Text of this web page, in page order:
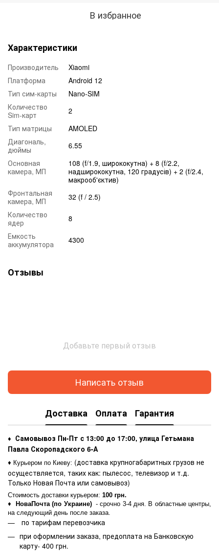
В избранное
Характеристики
Производитель
Xiaomi
Платформа
Android 12
Тип сим-карты
Nano-SIM
Количество
Sim-карт
2
Тип матрицы
AMOLED
Диагональ,
дюймы
6.55
Основная
камера, МП
108 (f/1.9, ширококутна) + 8 (f/2.2,
надширококутна, 120 градусів) + 2 (f/2.4,
макрооб'єктив)
Фронтальная
камера, МП
32 (f / 2.5)
Количество
ядер
8
Емкость
аккумулятора
4300
Отзывы
Добавьте первый отзыв
Написать отзыв
Доставка Оплата Гарантия
♦
Самовывоз Пн-Пт с 13:00 до 17:00, улица Гетьмана
Павла Скоропадского 6-А
♦ Курьером по Киеву: (доставка крупногабаритных грузов не
осуществляется, таких как: пылесос, телевизор и т.д.
Только Новая Почта или самовывоз)
Стоимость доставки курьером: 100 грн.
♦ НоваПочта (по Украине)- срочно 3-4 дня. В областные центры,
на следующий день после заказа.
по тарифам перевозчика
при оформлении заказа, предоплата на Банковскую
карту- 400 грн.